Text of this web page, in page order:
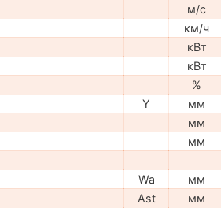
м/с
км/ч
кВт
кВт
%
Y мм
мм
мм
Wa мм
Ast мм